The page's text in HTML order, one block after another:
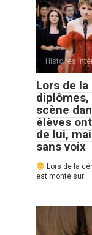
Histoires
Lors de
scène
élèves
de lui,
sans voix
Lors de la
est monté sur